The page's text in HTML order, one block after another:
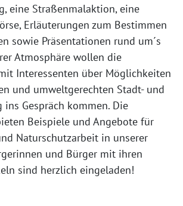
eine Straßenmalaktion, eine
Erläuterungen zum Bestimmen
sowie Präsentationen rund um´s
Atmosphäre wollen die
Interessenten über Möglichkeiten
und umweltgerechten Stadt- und
Gespräch kommen. Die
Beispiele und Angebote für
Naturschutzarbeit in unserer
und Bürger mit ihren
sind herzlich eingeladen!